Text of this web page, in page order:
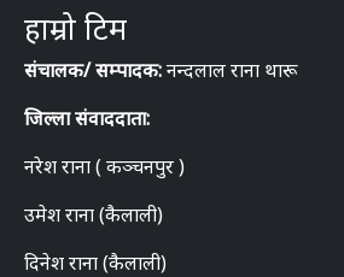
हाम्रो टिम
संचालक/ सम्पादक:नन्दलाल राना थारू
जिल्ला संवाददाता:
नरेश राना ( कञ्चनपुर )
उमेश राना (कैलाली)
दिनेश राना (कैलाली)